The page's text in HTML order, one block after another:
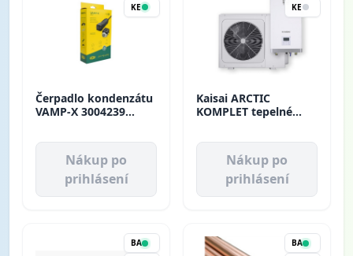
KE
Čerpadlo kondenzátu
VAMP-X 3004239
Nákup po
prihlásení
KE
Kaisai ARCTIC
KOMPLET tepelné
06RY1
Nákup po
prihlásení
BA
BA